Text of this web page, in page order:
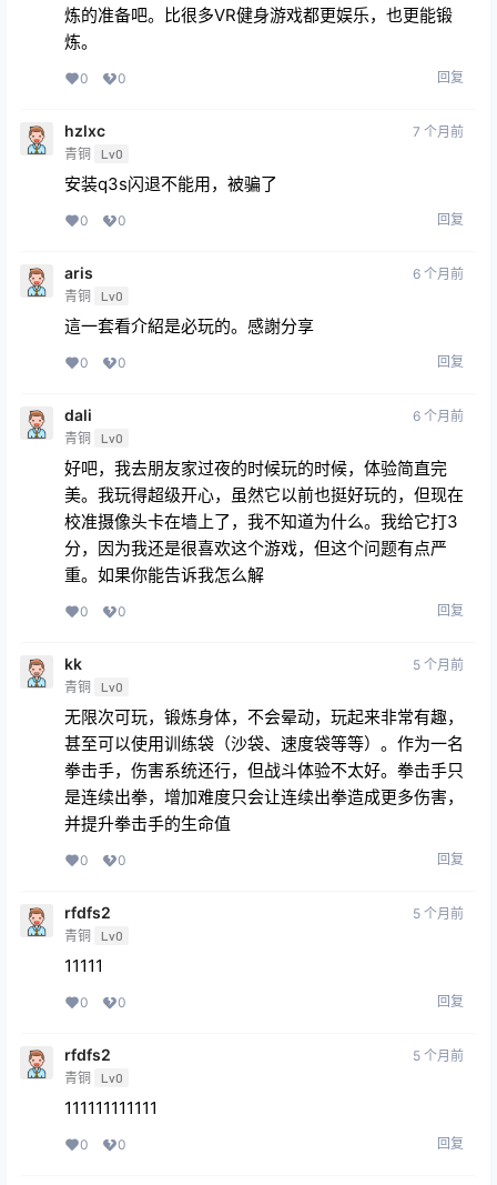
炼的准备吧。比很多VR健身游戏都更娱乐，也更能锻
炼。
0 0 回复
hzlxc
青铜 Lv0
7 个月前
安装q3s闪退不能用，被骗了
0 0 回复
aris
青铜 Lv0
6 个月前
這一套看介紹是必玩的。感謝分享
0 0 回复
dali
青铜 Lv0
6 个月前
好吧，我去朋友家过夜的时候玩的时候，体验简直完
美。我玩得超级开心，虽然它以前也挺好玩的，但现在
校准摄像头卡在墙上了，我不知道为什么。我给它打3
分，因为我还是很喜欢这个游戏，但这个问题有点严
重。如果你能告诉我怎么解
0 0 回复
kk
青铜 Lv0
5 个月前
无限次可玩，锻炼身体，不会晕动，玩起来非常有趣，
甚至可以使用训练袋（沙袋、速度袋等等）。作为一名
拳击手，伤害系统还行，但战斗体验不太好。拳击手只
是连续出拳，增加难度只会让连续出拳造成更多伤害，
并提升拳击手的生命值
0 0 回复
rfdfs2
青铜 Lv0
5 个月前
11111
0 0 回复
rfdfs2
青铜 Lv0
5 个月前
111111111111
0 0 回复